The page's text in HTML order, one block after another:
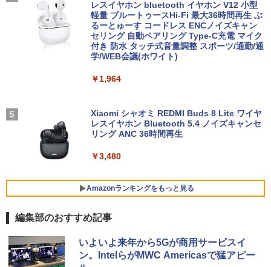
フルHD液晶 テンキー付き 日本語キーボ
ードwindows11搭載 office2024付き 初
期設定済 IPS広視野角 無線機能 超軽量 P
C パソコン テレワーク応援
￥45,980
ン】 【3年保証】MICROSOFT マイクロ
ソフト SURFACE LAPTOP 4 SSD256G
B メモリ8GB Core i5 Windows 11 Pro
ートパソコン 中古パソコン ノートパソコ
ン ノート ノートPC タブレット OFFICE
￥56,100
中古ノートパソコン Lenovo ThinkPad
L15 Gen3 第12世代 Core i5-1235U Win
dows11 Office付き 15.6インチ メモリ1
【中古PC】【安心保証】
￥12,800
ク 単体 Windows11 64bit Core i3 8100
43193
￥14,800
5
O Q556/M 第6世代 Core i3-6100T 3.20
GHz/メモリ:16GB /SSD 256GB & Wind
ce付き コンパクト PC 極小型デスクトッ
トとマウス） 3ケ月保証
￥17,800
￥11,980
モニター 液晶モニター パソコンモニター
ィスプレイ 27インチ ディスプレイ フィ
証 27E2N2100/11
￥13,800
5
1:59】Xiaomi モニター A27i 2026 Xiao
mi Monitor A27i 2026 ディスプレイ 108
sRGB99% 1670万色 300nits ΔE＜1 低
しい 調整可能なスタンド VESA規格
￥15,580
ベル9999の仲間達を手に入れて元パーテ
ィーメンバーと世界に復讐＆『ざま
ぁ！』します！【電子書籍】
￥792
￥1,479
レスイヤホン bluetooth イヤホン V12 小型
軽量 ブルートゥースHi-Fi 最大36時間再生 ぶ
るーとゅーす コードレス ENCノイズキャン
セリング 自動ペアリング Type-C充電 マイク
付き 防水 タッチ式音量調整 スポーツ/通勤/通
学/WEB会議(ホワイト)
￥1,964
Xiaomi シャオミ REDMI Buds 8 Lite ワイヤ
レスイヤホン Bluetooth 5.4 ノイズキャンセ
リング ANC 36時間再生
￥3,480
Amazonランキングをもっと見る
BRUCE WAYNE feat. Flo Milli, ATL Jacob
[Explicit]
by Amazon 天然水 ラベルレス 500ml ×24本
富士山の天然水 バナジウム含有 水 ミネラル
ウォーター ペットボトル 静岡県産 500ミリリ
薬屋のひとりごと 17巻 (デジタル版ビッグガ
ンガンコミックス)
編集部のおすすめ記事
いよいよ来年から5Gが商用サービスイ
ン。IntelらがMWC Americasで猛アピー